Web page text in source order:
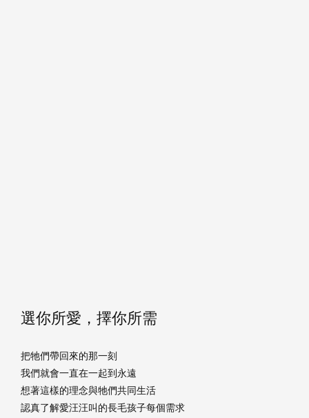
選你所愛，擇你所需
把牠們帶回來的那一刻
我們就會一直在一起到永遠
想著這樣的理念與牠們共同生活
認真了解愛汪汪叫的長毛孩子每個需求